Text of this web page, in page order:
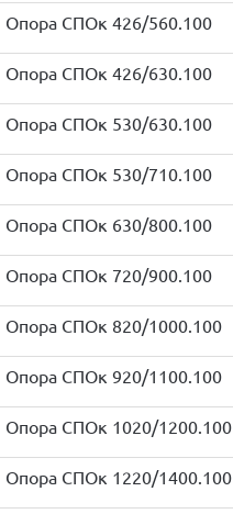
Опора СПОк 426/560.100
Опора СПОк 426/630.100
Опора СПОк 530/630.100
Опора СПОк 530/710.100
Опора СПОк 630/800.100
Опора СПОк 720/900.100
Опора СПОк 820/1000.100
Опора СПОк 920/1100.100
Опора СПОк 1020/1200.100
Опора СПОк 1220/1400.100